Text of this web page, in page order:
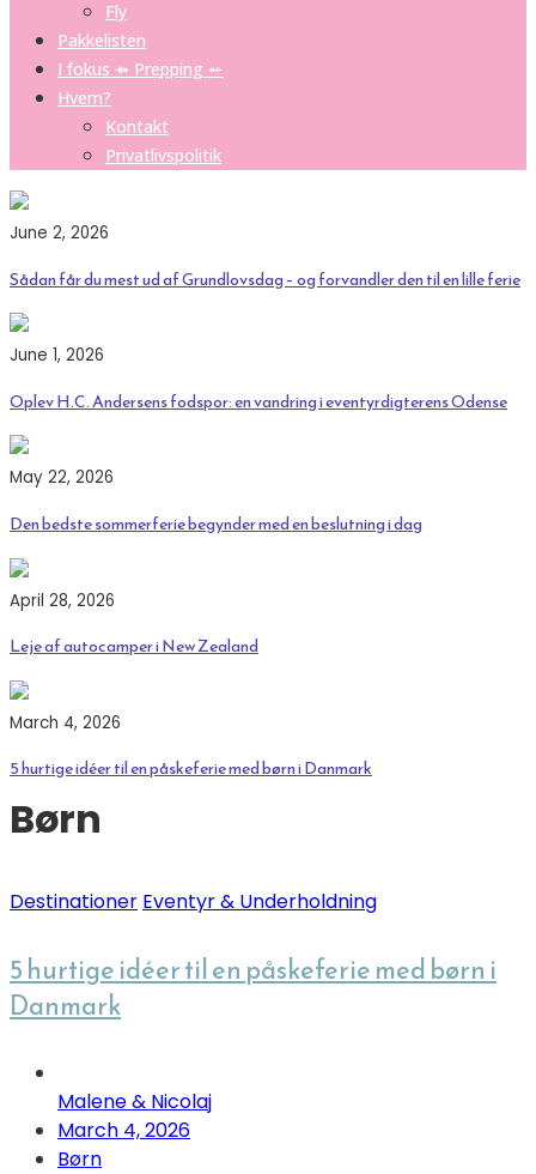
Fly
Pakkelisten
I fokus ⤁ Prepping ⬵
Hvem?
Kontakt
Privatlivspolitik
June 2, 2026
Sådan får du mest ud af Grundlovsdag – og forvandler den til en lille ferie
June 1, 2026
Oplev H.C. Andersens fodspor: en vandring i eventyrdigterens Odense
May 22, 2026
Den bedste sommerferie begynder med en beslutning i dag
April 28, 2026
Leje af autocamper i New Zealand
March 4, 2026
5 hurtige idéer til en påskeferie med børn i Danmark
Børn
Destinationer Eventyr & Underholdning
5 hurtige idéer til en påskeferie med børn i
Danmark
Malene & Nicolaj
March 4, 2026
Børn